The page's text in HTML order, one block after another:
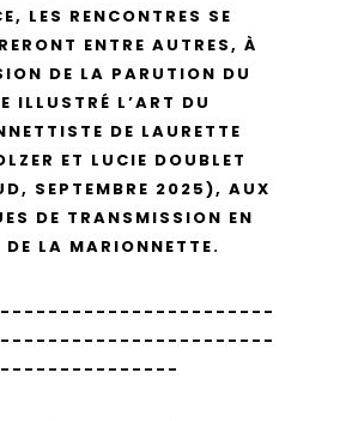
LES RENCONTRES SE
ENTRE AUTRES, À
DE LA PARUTION DU
ILLUSTRÉ L’ART DU
DE LAURETTE
ET LUCIE DOUBLET
SEPTEMBRE 2025), AUX
DE TRANSMISSION EN
DE LA MARIONNETTE.